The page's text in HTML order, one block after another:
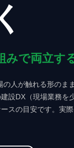
みで両立す
人が触れる形のま
設DX（現場業務を
スの目安です。実